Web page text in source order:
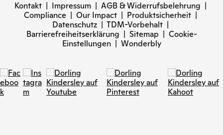
Kontakt | Impressum | AGB & Widerrufsbelehrung |
Compliance | Our Impact | Produktsicherheit |
Datenschutz | TDM-Vorbehalt |
Barrierefreiheitserklärung | Sitemap | Cookie-
Einstellungen| Wonderbly